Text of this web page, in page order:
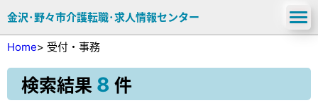
金沢･野々市介護転職･求人情報センター
Home> 受付・事務
検索結果 8 件